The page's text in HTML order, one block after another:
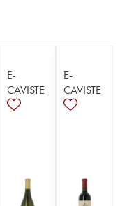
E-
CAVISTE
E-
CAVISTE